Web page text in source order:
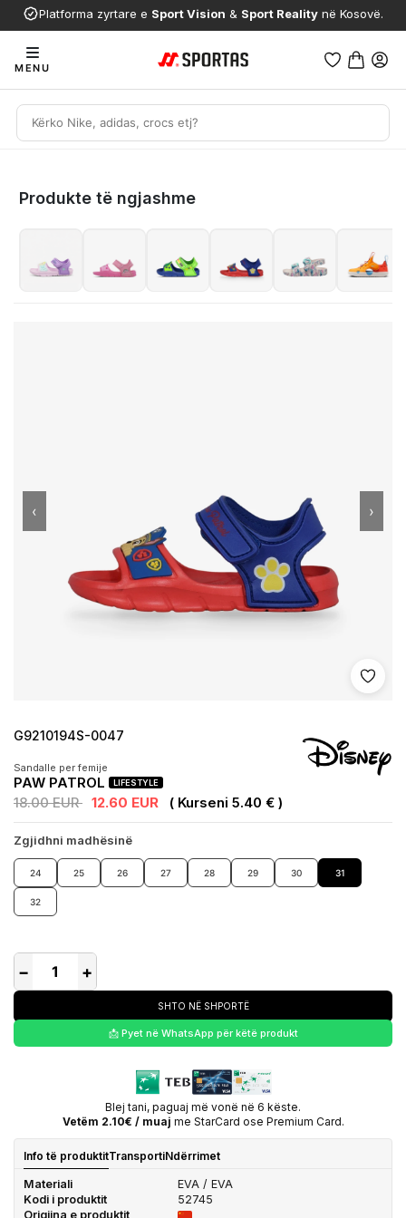
Platforma zyrtare e Sport Vision & Sport Reality në Kosovë.
MENU
Produkte të ngjashme
Shto
‹ ›
G9210194S-0047
Sandalle per femije
PAW PATROL LIFESTYLE
18.00 EUR 12.60 EUR ( Kurseni 5.40 € )
Zgjidhni madhësinë
24 25 26 27 28 29 30 31
32
− +
SHTO NË SHPORTË
📩 Pyet në WhatsApp për këtë produkt
Blej tani, paguaj më vonë në 6 këste.
Vetëm 2.10€ / muaj me StarCard ose Premium Card.
Info të produktitTransportiNdërrimet
Materiali
EVA / EVA
Kodi i produktit
52745
Origjina e produktit